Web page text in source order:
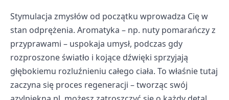
Stymulacja zmysłów od początku wprowadza Cię w
stan odprężenia. Aromatyka – np. nuty pomarańczy z
przyprawami – uspokaja umysł, podczas gdy
rozproszone światło i kojące dźwięki sprzyjają
głębokiemu rozluźnieniu całego ciała. To właśnie tutaj
zaczyna się proces regeneracji – tworząc swój